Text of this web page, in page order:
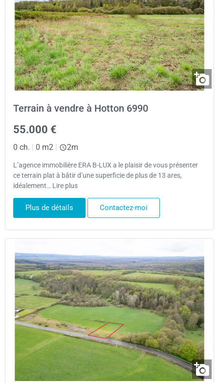
Terrain à vendre à Hotton 6990
55.000 €
0 ch. | 0 m2 | 2m
L’agence immobilière ERA B-LUX a le plaisir de vous présenter
ce terrain plat à bâtir d’une superficie de plus de 13 ares,
idéalement… Lire plus
Plus de détails Contactez-moi